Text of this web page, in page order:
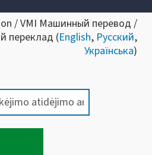
/ VMI Машинный перевод /
переклад (English, Русский,
Українська)